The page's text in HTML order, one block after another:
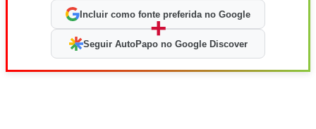
Incluir como fonte preferida no Google
+
Seguir AutoPapo no Google Discover